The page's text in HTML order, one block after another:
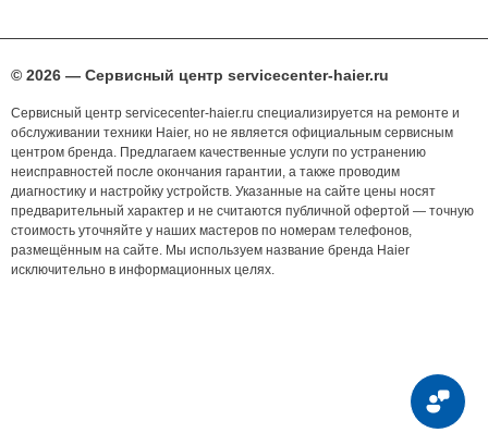
© 2026 — Сервисный центр servicecenter-haier.ru
Сервисный центр servicecenter-haier.ru специализируется на ремонте и
обслуживании техники Haier, но не является официальным сервисным
центром бренда. Предлагаем качественные услуги по устранению
неисправностей после окончания гарантии, а также проводим
диагностику и настройку устройств. Указанные на сайте цены носят
предварительный характер и не считаются публичной офертой — точную
стоимость уточняйте у наших мастеров по номерам телефонов,
размещённым на сайте. Мы используем название бренда Haier
исключительно в информационных целях.